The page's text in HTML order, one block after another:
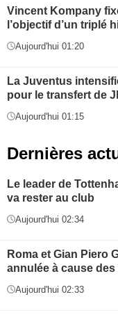
Vincent Kompany
l’objectif d’un triplé
Aujourd'hui 01:20
La Juventus
pour le transfert de
Aujourd'hui 01:15
Dernières
Le leader de
va rester au club
Aujourd'hui 02:34
Roma et Gian Piero
annulée à cause
Aujourd'hui 02:33